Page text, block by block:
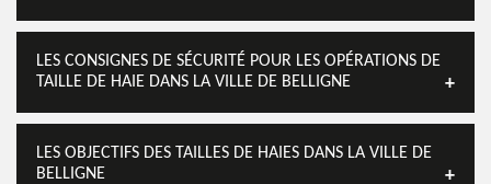
LES CONSIGNES DE SÉCURITÉ POUR LES OPÉRATIONS DE
TAILLE DE HAIE DANS LA VILLE DE BELLIGNE
LES OBJECTIFS DES TAILLES DE HAIES DANS LA VILLE DE
BELLIGNE